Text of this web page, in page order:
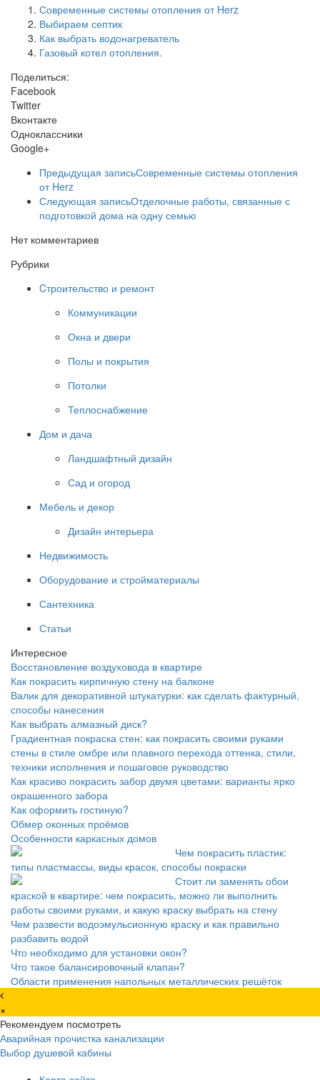
Современные системы отопления от Herz
Выбираем септик
Как выбрать водонагреватель
Газовый котел отопления.
Поделиться:
Facebook
Twitter
Вконтакте
Одноклассники
Google+
Предыдущая записьСовременные системы отопления
от Herz
Следующая записьОтделочные работы, связанные с
подготовкой дома на одну семью
Нет комментариев
Рубрики
Cтроительство и ремонт
Коммуникации
Окна и двери
Полы и покрытия
Потолки
Теплоснабжение
Дом и дача
Ландшафтный дизайн
Сад и огород
Мебель и декор
Дизайн интерьера
Недвижимость
Оборудование и стройматериалы
Сантехника
Статьи
Интересное
Восстановление воздуховода в квартире
Как покрасить кирпичную стену на балконе
Валик для декоративной штукатурки: как сделать фактурный,
способы нанесения
Как выбрать алмазный диск?
Градиентная покраска стен: как покрасить своими руками
стены в стиле омбре или плавного перехода оттенка, стили,
техники исполнения и пошаговое руководство
Как красиво покрасить забор двумя цветами: варианты ярко
окрашенного забора
Как оформить гостиную?
Обмер оконных проёмов
Особенности каркасных домов
Чем покрасить пластик:
типы пластмассы, виды красок, способы покраски
Стоит ли заменять обои
краской в квартире: чем покрасить, можно ли выполнить
работы своими руками, и какую краску выбрать на стену
Чем развести водоэмульсионную краску и как правильно
разбавить водой
Что необходимо для установки окон?
Что такое балансировочный клапан?
Области применения напольных металлических решёток
×
Рекомендуем посмотреть
Аварийная прочистка канализации
Выбор душевой кабины